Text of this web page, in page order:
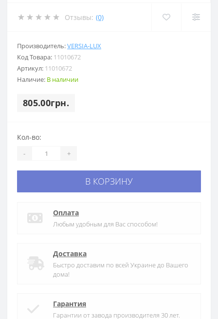
Отзывы: (0)
Производитель:VERSIA-LUX
Код Товара: 11010672
Артикул: 11010672
Наличие: В наличии
805.00грн.
Кол-во:
- +
В КОРЗИНУ
Оплата
Любым удобным для Вас способом!
Доставка
Быстро доставим по всей Украине до Вашего
дома!
Гарантия
Гарантии от завода производителя 30 лет.